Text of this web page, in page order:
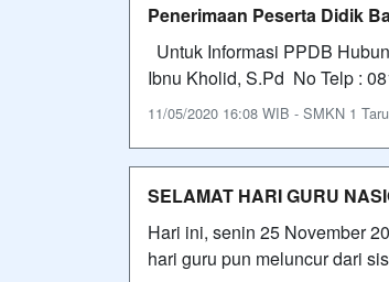
Penerimaan Peserta Didik
Untuk Informasi PPDB
Ibnu Kholid, S.Pd No Telp :
11/05/2020 16:08 WIB - SMKN 1
SELAMAT HARI GURU
Hari ini, senin 25 November
hari guru pun meluncur dari